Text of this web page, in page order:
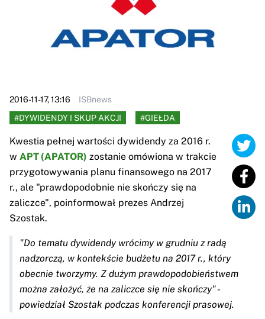
2016-11-17, 13:16
ISBnews
#DYWIDENDY I SKUP AKCJI
#GIEŁDA
Kwestia pełnej wartości dywidendy za 2016 r.
w APT (APATOR) zostanie omówiona w trakcie
przygotowywania planu finansowego na 2017
r., ale "prawdopodobnie nie skończy się na
zaliczce", poinformował prezes Andrzej
Szostak.
"Do tematu dywidendy wrócimy w grudniu z radą
nadzorczą, w kontekście budżetu na 2017 r., który
obecnie tworzymy. Z dużym prawdopodobieństwem
można założyć, że na zaliczce się nie skończy" -
powiedział Szostak podczas konferencji prasowej.